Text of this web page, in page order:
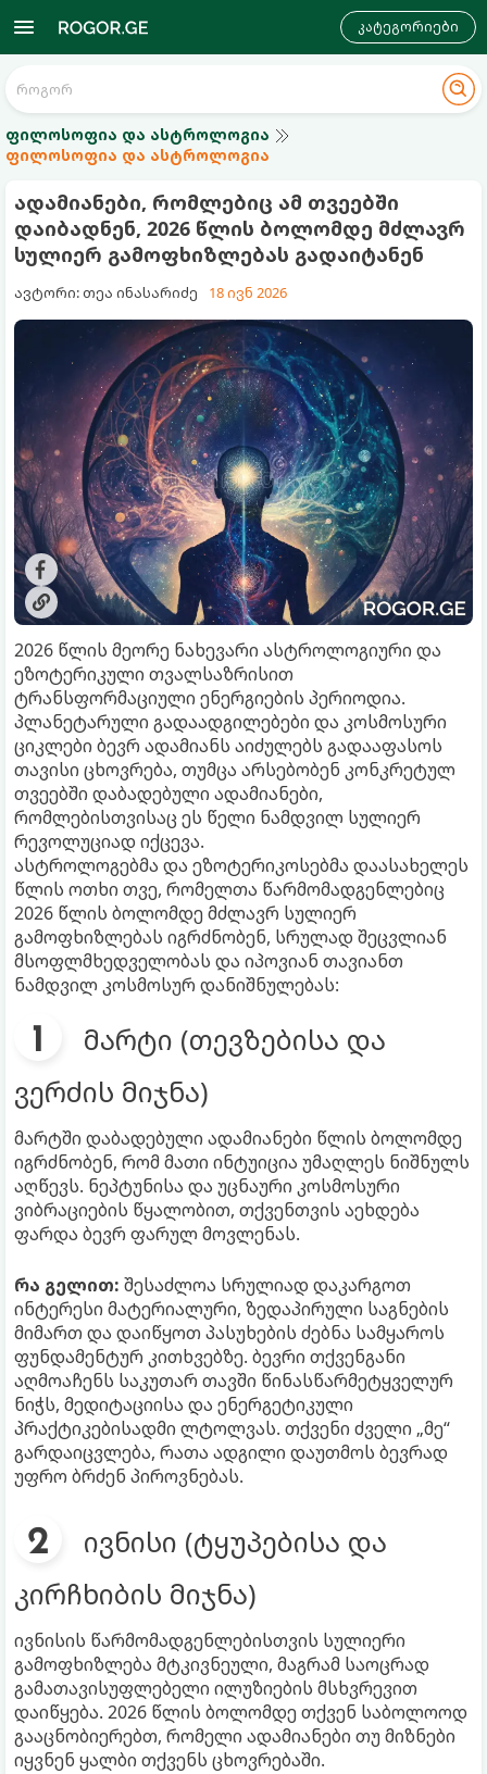
კატეგორიები
ფილოსოფია და ასტროლოგია
ფილოსოფია და ასტროლოგია
ადამიანები, რომლებიც ამ თვეებში
დაიბადნენ, 2026 წლის ბოლომდე მძლავრ
სულიერ გამოფხიზლებას გადაიტანენ
ავტორი: თეა ინასარიძე 18 ივნ 2026
2026 წლის მეორე ნახევარი ასტროლოგიური და
ეზოტერიკული თვალსაზრისით
ტრანსფორმაციული ენერგიების პერიოდია.
პლანეტარული გადაადგილებები და კოსმოსური
ციკლები ბევრ ადამიანს აიძულებს გადააფასოს
თავისი ცხოვრება, თუმცა არსებობენ კონკრეტულ
თვეებში დაბადებული ადამიანები,
რომლებისთვისაც ეს წელი ნამდვილ სულიერ
რევოლუციად იქცევა.
ასტროლოგებმა და ეზოტერიკოსებმა დაასახელეს
წლის ოთხი თვე, რომელთა წარმომადგენლებიც
2026 წლის ბოლომდე მძლავრ სულიერ
გამოფხიზლებას იგრძნობენ, სრულად შეცვლიან
მსოფლმხედველობას და იპოვიან თავიანთ
ნამდვილ კოსმოსურ დანიშნულებას:
მარტი (თევზებისა და
ვერძის მიჯნა)
მარტში დაბადებული ადამიანები წლის ბოლომდე
იგრძნობენ, რომ მათი ინტუიცია უმაღლეს ნიშნულს
აღწევს. ნეპტუნისა და უცნაური კოსმოსური
ვიბრაციების წყალობით, თქვენთვის აეხდება
ფარდა ბევრ ფარულ მოვლენას.
რა გელით: შესაძლოა სრულიად დაკარგოთ
ინტერესი მატერიალური, ზედაპირული საგნების
მიმართ და დაიწყოთ პასუხების ძებნა სამყაროს
ფუნდამენტურ კითხვებზე. ბევრი თქვენგანი
აღმოაჩენს საკუთარ თავში წინასწარმეტყველურ
ნიჭს, მედიტაციისა და ენერგეტიკული
პრაქტიკებისადმი ლტოლვას. თქვენი ძველი „მე“
გარდაიცვლება, რათა ადგილი დაუთმოს ბევრად
უფრო ბრძენ პიროვნებას.
ივნისი (ტყუპებისა და
კირჩხიბის მიჯნა)
ივნისის წარმომადგენლებისთვის სულიერი
გამოფხიზლება მტკივნეული, მაგრამ საოცრად
გამათავისუფლებელი ილუზიების მსხვრევით
დაიწყება. 2026 წლის ბოლომდე თქვენ საბოლოოდ
გააცნობიერებთ, რომელი ადამიანები თუ მიზნები
იყვნენ ყალბი თქვენს ცხოვრებაში.